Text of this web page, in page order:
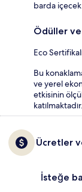
barda içecek
Ödüller
Eco
Bu
ve yerel
etkisinin
katılmaktadır.
Ücretler
İsteğe